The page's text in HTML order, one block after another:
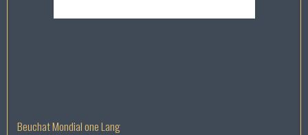
Beuchat Mondial one Lang